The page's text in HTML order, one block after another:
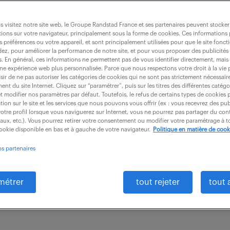
(f/h)
CDI 28 000 - 29 000 € / an
de dossiers, vous accompagnez au
(TPE, PME, artisans, professions libérales). Pour
en...
visitez notre site web, le Groupe Randstad France et ses partenaires peuvent
sur votre navigateur, principalement sous la forme de cookies. Ces informations
préférences ou votre appareil, et sont principalement utilisées pour que le site
pour améliorer la performance de notre site, et pour vous proposer des publicités
En général, ces informations ne permettent pas de vous identifier directement,
expérience web plus personnalisée. Parce que nous respectons votre droit à la vie
de ne pas autoriser les catégories de cookies qui ne sont pas strictement
du site Internet. Cliquez sur “paramétrer”, puis sur les titres des différentes
modifier nos paramètres par défaut. Toutefois, le refus de certains types de cookies
sur le site et les services que nous pouvons vous offrir (ex : vous recevrez des
profil lorsque vous naviguerez sur Internet, vous ne pourrez pas partager du
etc.). Vous pourrez retirer votre consentement ou modifier votre paramétrage à
disponible en bas et à gauche de votre navigateur.
Politique en matière de
partenaires
tout rejeter tout